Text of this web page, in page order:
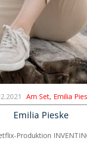
Am Set, Emilia
Emilia Pieske
Produktion